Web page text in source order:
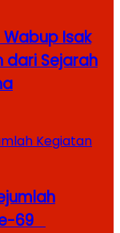
Wabup Isak
dari Sejarah
69